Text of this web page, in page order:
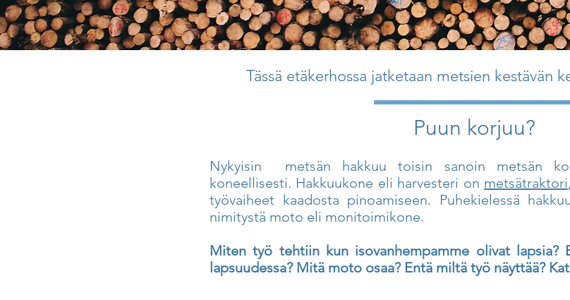
Tässä etäkerhossa jatketaan metsien kestävän
Puun korjuu?
Nykyisin metsän hakkuu toisin sanoin metsän
koneellisesti. Hakkuukone eli harvesteri on metsätraktori
työvaiheet kaadosta pinoamiseen. Puhekielessä
nimitystä moto eli monitoimikone.
Miten työ tehtiin kun isovanhempamme olivat lapsia?
lapsuudessa? Mitä moto osaa? Entä miltä työ näyttää?